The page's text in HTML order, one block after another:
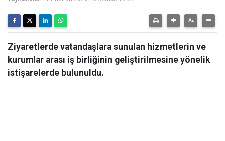
Ziyaretlerde vatandaşlara sunulan hizmetlerin ve
kurumlar arası iş birliğinin geliştirilmesine yönelik
istişarelerde bulunuldu.